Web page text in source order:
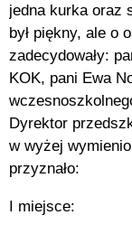
jedna kurka oraz
był piękny, ale o
zadecydowały:
KOK, pani Ewa
Dyrektor
w wyżej
przyznało:
I miejsce: